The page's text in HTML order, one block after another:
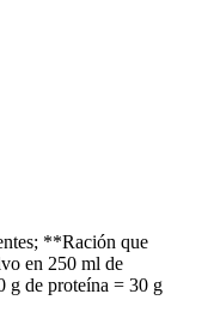
**Ración que
en 250 ml de
g de proteína = 30 g